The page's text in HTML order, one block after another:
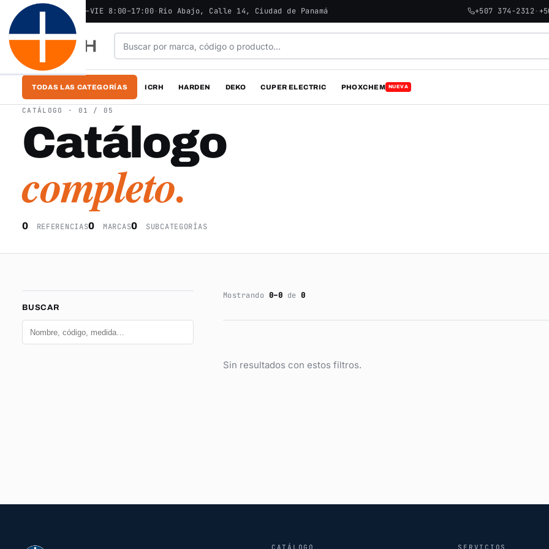
ABIERTO - LUN–VIE 8:00–17:00· Rio Abajo, Calle 14, Ciudad de Panamá +507 374-2312·
TODAS LAS CATEGORÍAS ICRH HARDEN DEKO CUPER ELECTRIC PHOXCHEM NUEVA
CATÁLOGO · 01 / 05
Catálogo
completo.
0 REFERENCIAS0 MARCAS0 SUBCATEGORÍAS
BUSCAR
Mostrando 0–0 de0
Sin resultados con estos filtros.
CATÁLOGO SERVICIOS